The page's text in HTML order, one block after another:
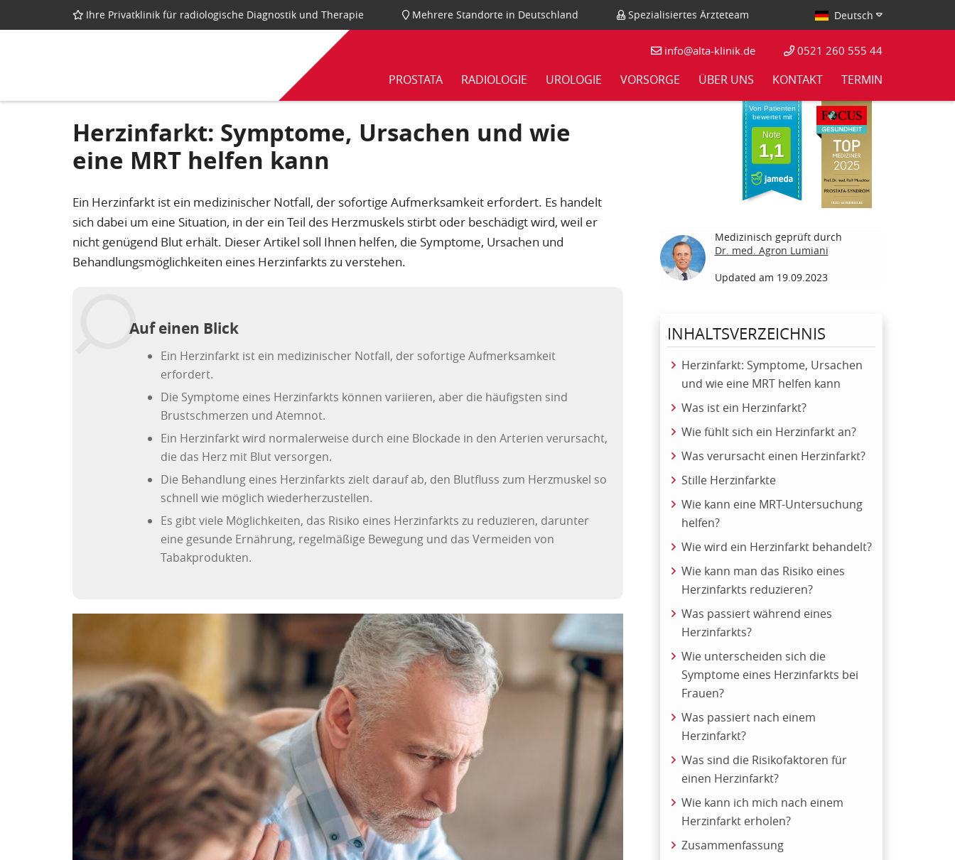
Deutsch
Ihre Privatklinik für radiologische Diagnostik und Therapie Mehrere Standorte in Deutschland Spezialisiertes Ärzteteam
PROSTATA RADIOLOGIE UROLOGIE VORSORGE ÜBER UNS KONTAKT TERMIN
info@alta-klinik.de 0521 260 555 44
Von Patienten
bewertet mit
Note
1,1
Herzinfarkt: Symptome, Ursachen und wie
eine MRT helfen kann
Ein Herzinfarkt ist ein medizinischer Notfall, der sofortige Aufmerksamkeit erfordert. Es handelt
sich dabei um eine Situation, in der ein Teil des Herzmuskels stirbt oder beschädigt wird, weil er
nicht genügend Blut erhält. Dieser Artikel soll Ihnen helfen, die Symptome, Ursachen und
Behandlungsmöglichkeiten eines Herzinfarkts zu verstehen.
Auf einen Blick
Ein Herzinfarkt ist ein medizinischer Notfall, der sofortige Aufmerksamkeit
erfordert.
Die Symptome eines Herzinfarkts können variieren, aber die häufigsten sind
Brustschmerzen und Atemnot.
Ein Herzinfarkt wird normalerweise durch eine Blockade in den Arterien verursacht,
die das Herz mit Blut versorgen.
Die Behandlung eines Herzinfarkts zielt darauf ab, den Blutfluss zum Herzmuskel so
schnell wie möglich wiederherzustellen.
Es gibt viele Möglichkeiten, das Risiko eines Herzinfarkts zu reduzieren, darunter
eine gesunde Ernährung, regelmäßige Bewegung und das Vermeiden von
Tabakprodukten.
Medizinisch geprüft durch
Dr. med. Agron Lumiani
Updated am 19.09.2023
INHALTSVERZEICHNIS
Herzinfarkt: Symptome, Ursachen
und wie eine MRT helfen kann
Was ist ein Herzinfarkt?
Wie fühlt sich ein Herzinfarkt an?
Was verursacht einen Herzinfarkt?
Stille Herzinfarkte
Wie kann eine MRT-Untersuchung
helfen?
Wie wird ein Herzinfarkt behandelt?
Wie kann man das Risiko eines
Herzinfarkts reduzieren?
Was passiert während eines
Herzinfarkts?
Wie unterscheiden sich die
Symptome eines Herzinfarkts bei
Frauen?
Was passiert nach einem
Herzinfarkt?
Was sind die Risikofaktoren für
einen Herzinfarkt?
Wie kann ich mich nach einem
Herzinfarkt erholen?
Zusammenfassung